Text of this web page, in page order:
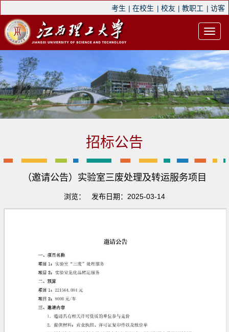
考生 | 在校生 | 校友 | 教职工 | 访客
招标公告
（邀请公告）实验室三废处理及转运服务项目
浏览： 发布日期：2025-03-14